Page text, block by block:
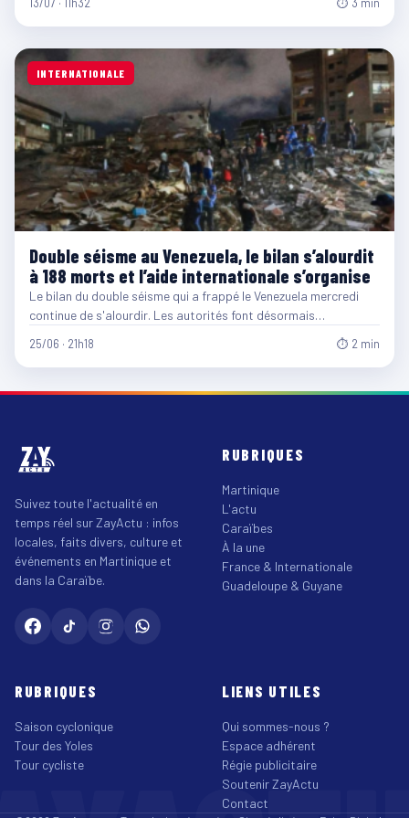
13/07 · 11h32 ⏱ 3 min
INTERNATIONALE
Double séisme au Venezuela, le bilan s’alourdit
à 188 morts et l’aide internationale s’organise
Le bilan du double séisme qui a frappé le Venezuela mercredi
continue de s'alourdir. Les autorités font désormais…
25/06 · 21h18 ⏱ 2 min
Suivez toute l'actualité en
temps réel sur ZayActu : infos
locales, faits divers, culture et
événements en Martinique et
dans la Caraïbe.
RUBRIQUES
Martinique
L'actu
Caraïbes
À la une
France & Internationale
Guadeloupe & Guyane
RUBRIQUES
Saison cyclonique
Tour des Yoles
Tour cycliste
LIENS UTILES
Qui sommes-nous ?
Espace adhérent
Régie publicitaire
Soutenir ZayActu
Contact